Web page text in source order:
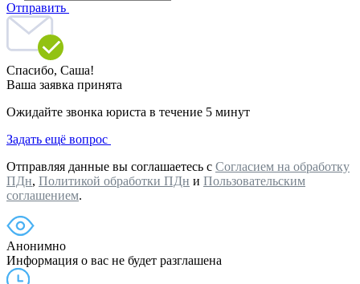
Отправить
Спасибо, Саша!
Ваша заявка принята
Ожидайте звонка юриста в течение 5 минут
Задать ещё вопрос
Отправляя данные вы соглашаетесь с Согласием на обработку
ПДн, Политикой обработки ПДн и Пользовательским
соглашением.
Анонимно
Информация о вас не будет разглашена